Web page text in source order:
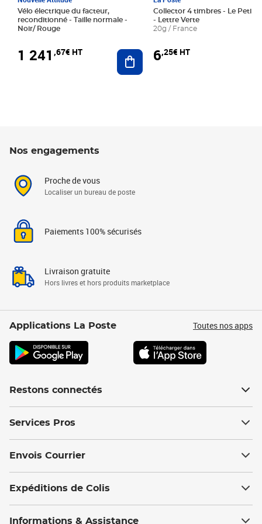
Vélo électrique du facteur,
reconditionné - Taille normale -
Noir/ Rouge
1 241 ,67€ HT Ajouter au panier
Collector 4 timbres - Le Petit
- Lettre Verte
20g / France
6,25€ HT
Nos engagements
Proche de vous
Localiser un bureau de poste
Paiements 100% sécurisés
Livraison gratuite
Hors livres et hors produits marketplace
Applications La Poste Toutes nos apps
Restons connectés
Services Pros
Envois Courrier
Expéditions de Colis
Informations & Assistance